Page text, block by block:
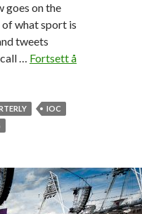
goes on the
of what sport is
tweets
… Fortsett å
IOC